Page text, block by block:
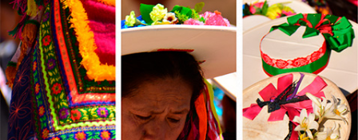
COLECCIÓN
EL MUSEO
NOTICIAS
ÚLTIMOS VIDEOS